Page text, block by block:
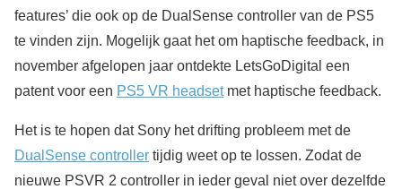
features’ die ook op de DualSense controller van de PS5
te vinden zijn. Mogelijk gaat het om haptische feedback, in
november afgelopen jaar ontdekte LetsGoDigital een
patent voor een PS5 VR headsetmet haptische feedback.
Het is te hopen dat Sony het drifting probleem met de
DualSense controller tijdig weet op te lossen. Zodat de
nieuwe PSVR 2 controller in ieder geval niet over dezelfde